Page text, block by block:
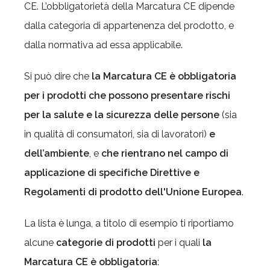
CE. L’obbligatorietà della Marcatura CE dipende
dalla categoria di appartenenza del prodotto, e
dalla normativa ad essa applicabile.
Si può dire che la Marcatura CE è obbligatoria
per i prodotti che possono presentare rischi
per la salute e la sicurezza delle persone (sia
in qualità di consumatori, sia di lavoratori) e
dell’ambiente, e che rientrano nel campo di
applicazione di specifiche Direttive e
Regolamenti di prodotto dell'Unione Europea.
La lista è lunga, a titolo di esempio ti riportiamo
alcune categorie di prodotti per i quali la
Marcatura CE è obbligatoria: